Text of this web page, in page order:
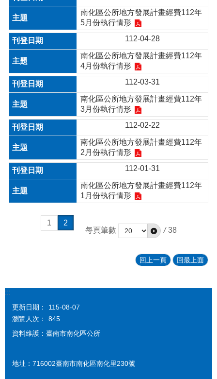
南化區公所地方發展計畫經費112年
5月份執行情形
112-04-28
南化區公所地方發展計畫經費112年
4月份執行情形
112-03-31
南化區公所地方發展計畫經費112年
3月份執行情形
112-02-22
南化區公所地方發展計畫經費112年
2月份執行情形
112-01-31
南化區公所地方發展計畫經費112年
1月份執行情形
1
2
每頁筆數
/ 38
回上一頁 回最上面
:::
更新日期：
115-08-07
瀏覽人次：
845
資料維護：臺南市南化區公所
地址：716002臺南市南化區南化里230號